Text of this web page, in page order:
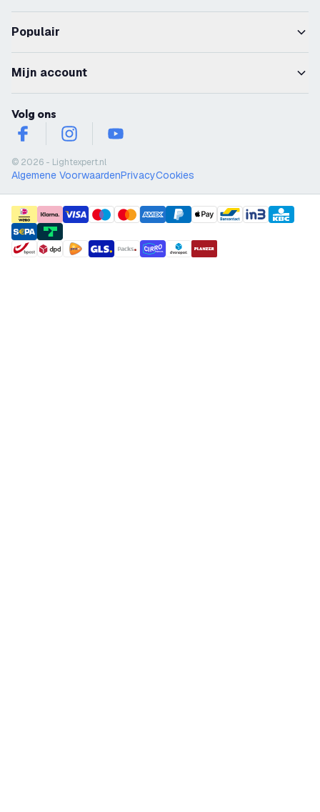
Populair
Mijn account
Volg ons
facebookinstagramyoutube
© 2026 - Lightexpert.nl
Algemene VoorwaardenPrivacyCookies
payment methods
shipment methods